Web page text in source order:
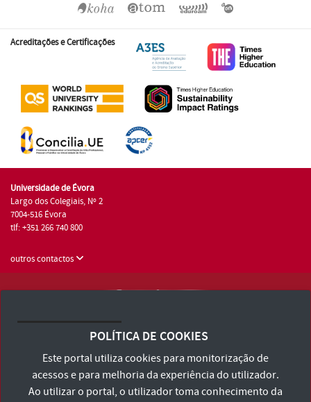
Acreditações e Certificações
Universidade de Évora
Largo dos Colegiais, Nº 2
7004-516 Évora
tlf: +351 266 740 800
outros contactos
Consulte os Termos e Condições e Política de Privacidade
Declaração de Acessibilidade
POLÍTICA DE COOKIES
Este portal utiliza cookies para monitorização de
acessos e para melhoria da experiência do utilizador.
Ao utilizar o portal, o utilizador toma conhecimento da